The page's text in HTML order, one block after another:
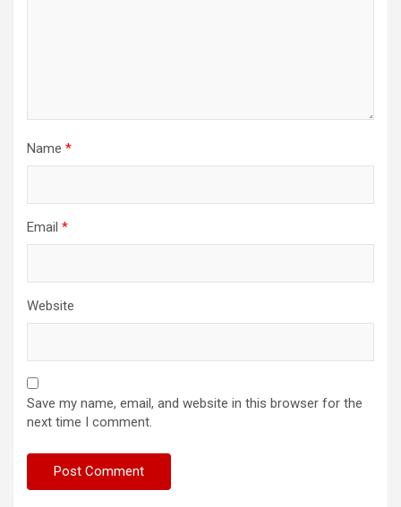
Name *
Email *
Website
Save my name, email, and website in this browser for the
next time I comment.